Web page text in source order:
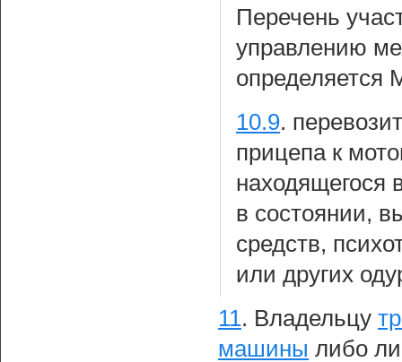
Перечень
управлению
определяется
10.9.
прицепа к
находящегося
в состоянии,
средств,
или других
11. Владельцу
машины либо